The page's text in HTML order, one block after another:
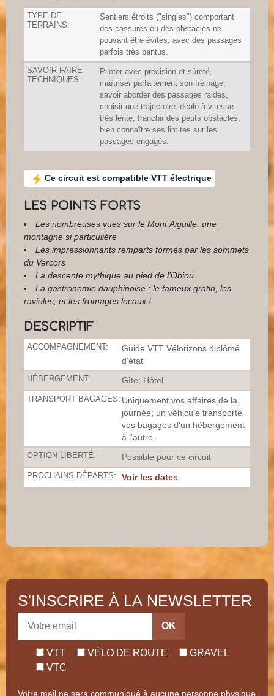
TYPE DE
TERRAINS:
Sentiers étroits ("singles") comportant
des cassures ou des obstacles ne
pouvant être évités, avec des passages
parfois très pentus.
SAVOIR FAIRE
TECHNIQUES:
Piloter avec précision et sûreté,
maîtriser parfaitement son freinage,
savoir aborder des passages raides,
choisir une trajectoire idéale à vitesse
très lente, franchir des petits obstacles,
bien connaître ses limites sur les
passages engagés.
Ce circuit est compatible VTT électrique
LES POINTS FORTS
Les nombreuses vues sur le Mont Aiguille, une
montagne si particulière
Les impressionnants remparts formés par les sommets
du Vercors
La descente mythique au pied de l'Obiou
La gastronomie dauphinoise : le fameux gratin, les
ravioles, et les fromages locaux !
DESCRIPTIF
ACCOMPAGNEMENT:
Guide VTT Vélorizons diplômé
d'état
HÉBERGEMENT: Gîte; Hôtel
TRANSPORT BAGAGES: Uniquement vos affaires de la
journée; un véhicule transporte
vos bagages d'un hébergement
à l'autre.
OPTION LIBERTÉ: Possible pour ce circuit
PROCHAINS DÉPARTS: Voir les dates
S'INSCRIRE À LA NEWSLETTER
OK
VTT VÉLO DE ROUTE
GRAVEL
VTC
Votre mail ne sera communiqué à aucune personne physique